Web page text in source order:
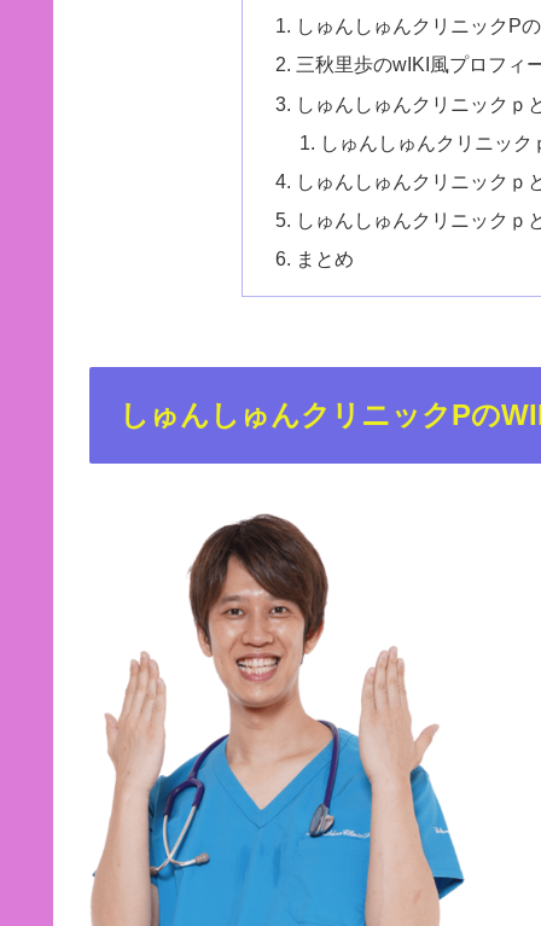
しゅんしゅんクリニックP
三秋里歩のwIKI風プロフィ
しゅんしゅんクリニックｐ
しゅんしゅんクリニッ
しゅんしゅんクリニックｐ
しゅんしゅんクリニックｐ
まとめ
しゅんしゅんクリニックPの